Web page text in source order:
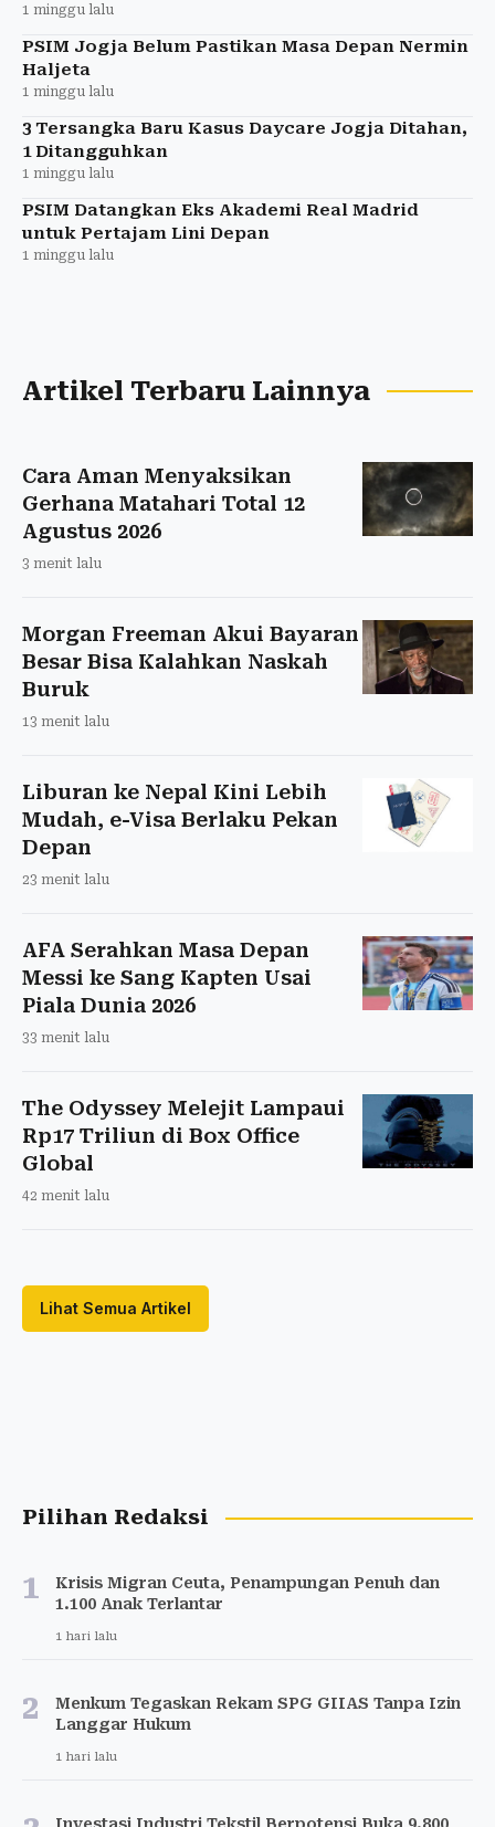
1 minggu lalu
PSIM Jogja Belum Pastikan Masa Depan Nermin
Haljeta
1 minggu lalu
3 Tersangka Baru Kasus Daycare Jogja Ditahan,
1 Ditangguhkan
1 minggu lalu
PSIM Datangkan Eks Akademi Real Madrid
untuk Pertajam Lini Depan
1 minggu lalu
Artikel Terbaru Lainnya
Cara Aman Menyaksikan
Gerhana Matahari Total 12
Agustus 2026
3 menit lalu
Morgan Freeman Akui Bayaran
Besar Bisa Kalahkan Naskah
Buruk
13 menit lalu
Liburan ke Nepal Kini Lebih
Mudah, e-Visa Berlaku Pekan
Depan
23 menit lalu
AFA Serahkan Masa Depan
Messi ke Sang Kapten Usai
Piala Dunia 2026
33 menit lalu
The Odyssey Melejit Lampaui
Rp17 Triliun di Box Office
Global
42 menit lalu
Lihat Semua Artikel
Pilihan Redaksi
1
Krisis Migran Ceuta, Penampungan Penuh dan
1.100 Anak Terlantar
1 hari lalu
2
Menkum Tegaskan Rekam SPG GIIAS Tanpa Izin
Langgar Hukum
1 hari lalu